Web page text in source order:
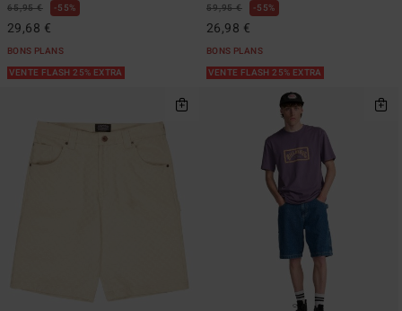
65,95 € 55%
29,68 €
BONS PLANS
VENTE FLASH 25% EXTRA
59,95 € 55%
26,98 €
BONS PLANS
VENTE FLASH 25% EXTRA